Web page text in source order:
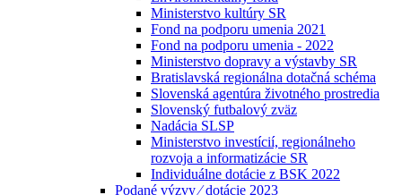
Ministerstvo kultúry SR
Fond na podporu umenia 2021
Fond na podporu umenia - 2022
Ministerstvo dopravy a výstavby SR
Bratislavská regionálna dotačná schéma
Slovenská agentúra životného prostredia
Slovenský futbalový zväz
Nadácia SLSP
Ministerstvo investícií, regionálneho
rozvoja a informatizácie SR
Individuálne dotácie z BSK 2022
Podané výzvy ⁄ dotácie 2023